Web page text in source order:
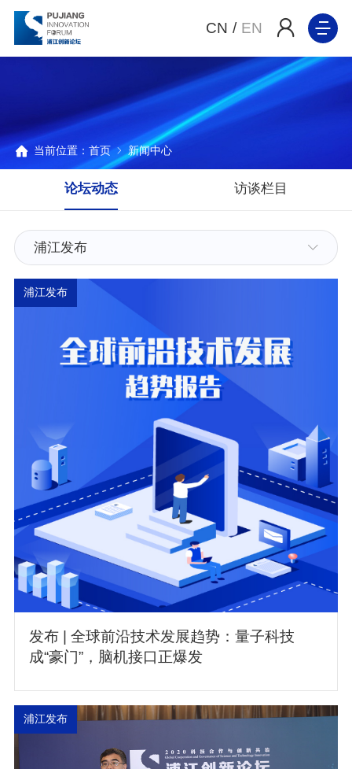
CN / EN
当前位置： 首页 新闻中心
论坛动态 访谈栏目
浦江发布
浦江发布
发布 | 全球前沿技术发展趋势：量子科技
成“豪门”，脑机接口正爆发
浦江发布